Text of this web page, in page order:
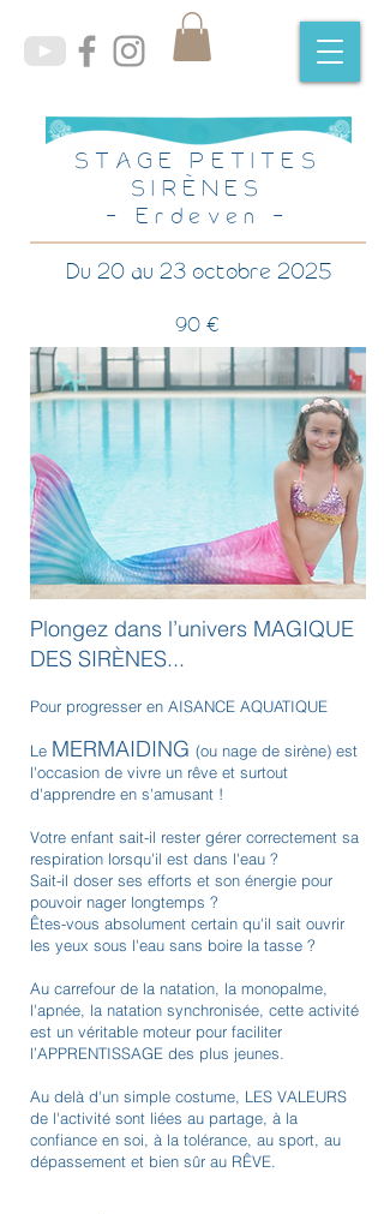
STAGE PETITES
SIRÈNES
- Erdeven -
Du 20 au 23 octobre 2025
90 €
Plongez dans l’univers MAGIQUE
DES SIRÈNES...
Pour progresser en AISANCE AQUATIQUE
Le MERMAIDING (ou nage de sirène) est
l'occasion de vivre un rêve et surtout
d'apprendre en s'amusant !
Votre enfant sait-il rester gérer correctement sa
respiration lorsqu'il est dans l'eau ?
Sait-il doser ses efforts et son énergie pour
pouvoir nager longtemps ?
Êtes-vous absolument certain qu'il sait ouvrir
les yeux sous l'eau sans boire la tasse ?
Au carrefour de la natation, la monopalme,
l'apnée, la natation synchronisée, cette activité
est un véritable moteur pour faciliter
l’APPRENTISSAGE des plus jeunes.
Au delà d'un simple costume, LES VALEURS
de l'activité sont liées au partage, à la
confiance en soi, à la tolérance, au sport, au
dépassement et bien sûr au RÊVE.